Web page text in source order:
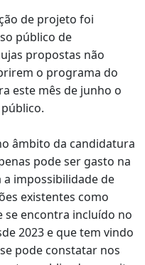
de projeto foi
público de
propostas não
o programa do
este mês de junho o
âmbito da candidatura
pode ser gasto na
a impossibilidade de
existentes como
se encontra incluído no
2023 e que tem vindo
pode constatar nos